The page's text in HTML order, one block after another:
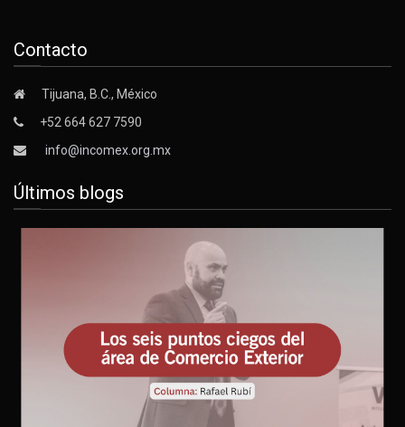
Contacto
Tijuana, B.C., México
+52 664 627 7590
info@incomex.org.mx
Últimos blogs